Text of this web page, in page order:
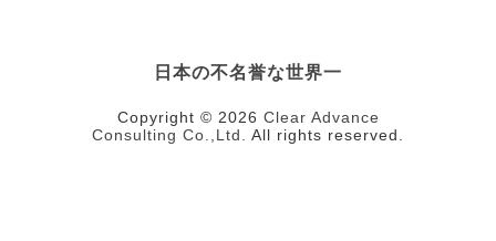
日本の不名誉な世界一
Copyright © 2026 Clear Advance
Consulting Co.,Ltd.
All rights reserved.